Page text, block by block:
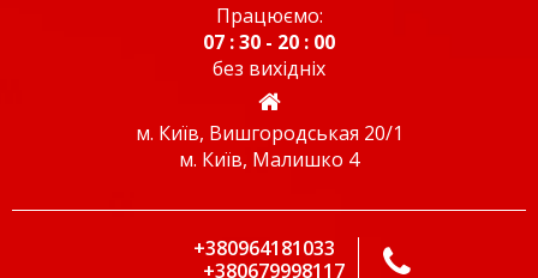
Працюємо:
07 : 30 - 20 : 00
без вихідніх
м. Київ, Вишгородськая 20/1
м. Київ, Малишко 4
+380964181033
+380679998117